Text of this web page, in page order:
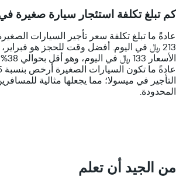
categories.
chart
has
1
Y
axis
displaying
كم تبلغ تكلفة استئجار سيارة صغيرة
عادةً ما تبلغ تكلفة سعر تأجير السيارات
213 ﷼ في اليوم. أفضل وقت للحجز هو
التأجير في ميسولا؛ مما يجعلها مثالية
المحدودة.
من الجيد أن تعلم